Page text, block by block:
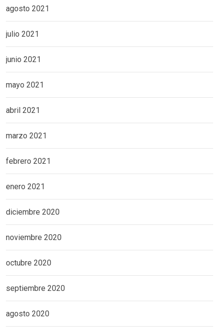
agosto 2021
julio 2021
junio 2021
mayo 2021
abril 2021
marzo 2021
febrero 2021
enero 2021
diciembre 2020
noviembre 2020
octubre 2020
septiembre 2020
agosto 2020